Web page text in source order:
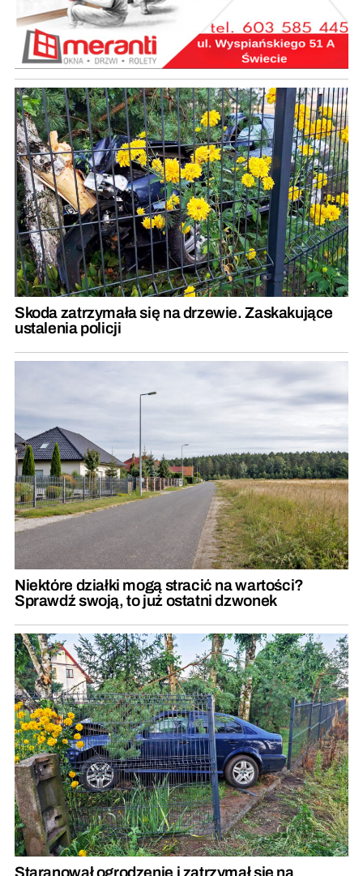
Skoda zatrzymała się na drzewie. Zaskakujące
ustalenia policji
Niektóre działki mogą stracić na wartości?
Sprawdź swoją, to już ostatni dzwonek
Staranował ogrodzenie i zatrzymał się na